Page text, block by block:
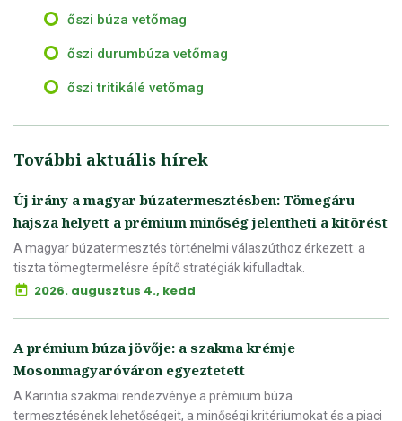
őszi búza vetőmag
őszi durumbúza vetőmag
őszi tritikálé vetőmag
További aktuális hírek
Új irány a magyar búzatermesztésben: Tömegáru-
hajsza helyett a prémium minőség jelentheti a kitörést
A magyar búzatermesztés történelmi válaszúthoz érkezett: a
tiszta tömegtermelésre építő stratégiák kifulladtak.
2026. augusztus 4., kedd
A prémium búza jövője: a szakma krémje
Mosonmagyaróváron egyeztetett
A Karintia szakmai rendezvénye a prémium búza
termesztésének lehetőségeit, a minőségi kritériumokat és a piaci